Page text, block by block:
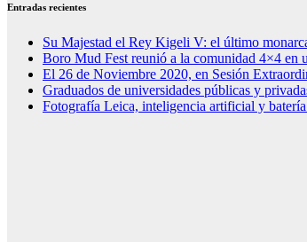
Entradas recientes
Su Majestad el Rey Kigeli V: el último
Boro Mud Fest reunió a la comunidad 4×4 en
El 26 de Noviembre 2020, en Sesión
Graduados de universidades públicas y
Fotografía Leica, inteligencia artificial y